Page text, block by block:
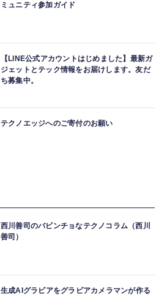
ミュニティ参加ガイド
【LINE公式アカウントはじめました】最新ガ
ジェットとテック情報をお届けします。友だ
ち募集中。
テクノエッジへのご寄付のお願い
西川善司のバビンチョなテクノコラム（西川
善司）
生成AIグラビアをグラビアカメラマンが作る